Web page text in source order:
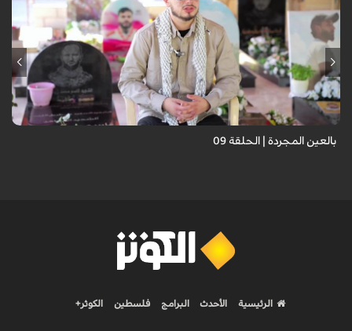
برنامج "بالعين المجردة" هو توثيق إنسانيٌّ شجاعٌ للحياة تحت وطأة الحرب،
حيث نستمع فيه إلى شهاداتٍ حيّةٍ لأشخاص عايشوا التفجيرات والدمار، فنرى
بعيونهم ت...
بالعين المجردة | الحلقة 09
الرئيسية الأحدث البرامج فلسطين الكوثر+